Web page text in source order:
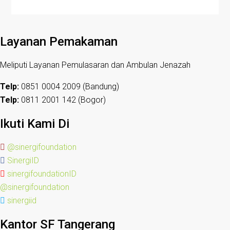
Layanan Pemakaman
Meliputi Layanan Pemulasaran dan Ambulan Jenazah
Telp: 0851 0004 2009 (Bandung)
Telp: 0811 2001 142 (Bogor)
Ikuti Kami Di
@sinergifoundation
SinergiID
sinergifoundationID
@sinergifoundation
sinergiid
Kantor SF Tangerang